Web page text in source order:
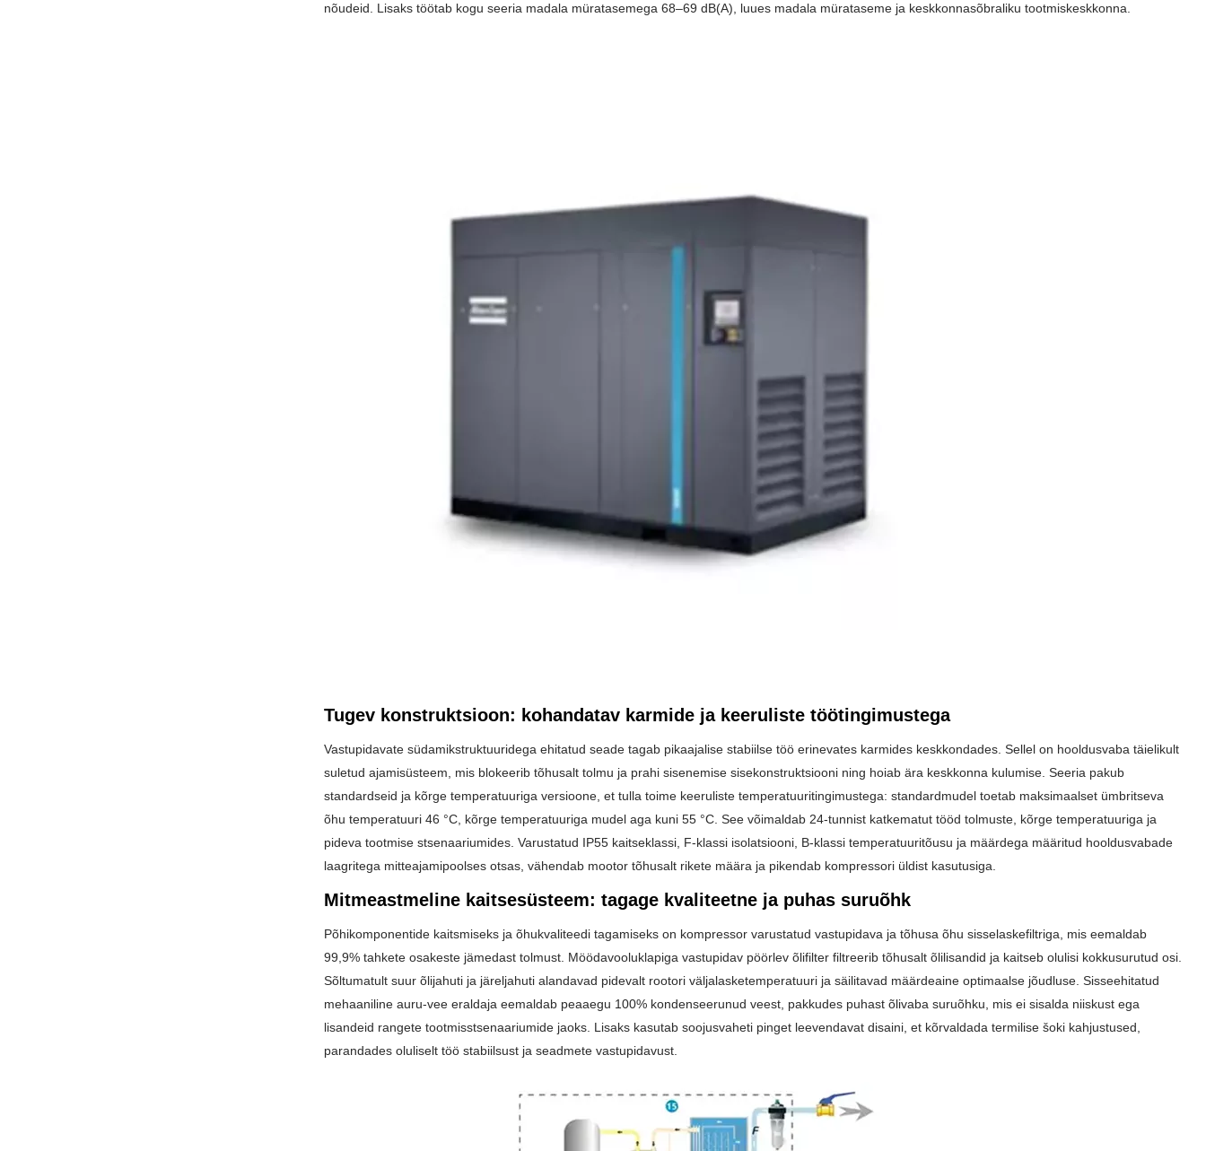
nõudeid. Lisaks töötab kogu seeria madala müratasemega 68–69 dB(A), luues madala mürataseme ja keskkonnasõbraliku tootmiskeskkonna.
Tugev konstruktsioon: kohandatav karmide ja keeruliste töötingimustega
Vastupidavate südamikstruktuuridega ehitatud seade tagab pikaajalise stabiilse töö erinevates karmides keskkondades. Sellel on hooldusvaba täielikult
suletud ajamisüsteem, mis blokeerib tõhusalt tolmu ja prahi sisenemise sisekonstruktsiooni ning hoiab ära keskkonna kulumise. Seeria pakub
standardseid ja kõrge temperatuuriga versioone, et tulla toime keeruliste temperatuuritingimustega: standardmudel toetab maksimaalset ümbritseva
õhu temperatuuri 46 °C, kõrge temperatuuriga mudel aga kuni 55 °C. See võimaldab 24-tunnist katkematut tööd tolmuste, kõrge temperatuuriga ja
pideva tootmise stsenaariumides. Varustatud IP55 kaitseklassi, F-klassi isolatsiooni, B-klassi temperatuuritõusu ja määrdega määritud hooldusvabade
laagritega mitteajamipoolses otsas, vähendab mootor tõhusalt rikete määra ja pikendab kompressori üldist kasutusiga.
Mitmeastmeline kaitsesüsteem: tagage kvaliteetne ja puhas suruõhk
Põhikomponentide kaitsmiseks ja õhukvaliteedi tagamiseks on kompressor varustatud vastupidava ja tõhusa õhu sisselaskefiltriga, mis eemaldab
99,9% tahkete osakeste jämedast tolmust. Möödavooluklapiga vastupidav pöörlev õlifilter filtreerib tõhusalt õlilisandid ja kaitseb olulisi kokkusurutud osi.
Sõltumatult suur õlijahuti ja järeljahuti alandavad pidevalt rootori väljalasketemperatuuri ja säilitavad määrdeaine optimaalse jõudluse. Sisseehitatud
mehaaniline auru-vee eraldaja eemaldab peaaegu 100% kondenseerunud veest, pakkudes puhast õlivaba suruõhku, mis ei sisalda niiskust ega
lisandeid rangete tootmisstsenaariumide jaoks. Lisaks kasutab soojusvaheti pinget leevendavat disaini, et kõrvaldada termilise šoki kahjustused,
parandades oluliselt töö stabiilsust ja seadmete vastupidavust.